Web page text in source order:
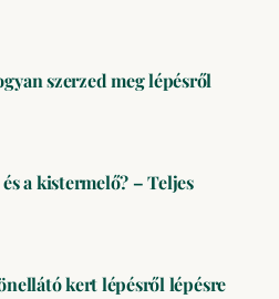
szerzed meg lépésről
a kistermelő? – Teljes
kert lépésről lépésre